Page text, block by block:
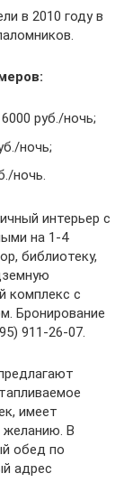
в 2010 году в
руб./ночь;
ночь;
ночь.
интерьер с
на 1-4
библиотеку,
комплекс с
Бронирование
911-26-07.
имеет
В
обед по
адрес